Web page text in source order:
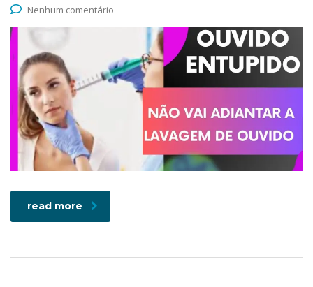
Nenhum comentário
read more